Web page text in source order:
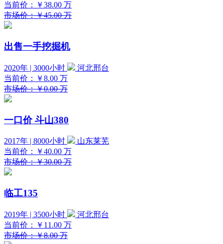
当前价：
￥38.00 万
市场价：￥45.00 万
出售一手挖掘机
2020年 | 3000小时
河北邢台
当前价：
￥8.00 万
市场价：￥0.00 万
一口价 斗山380
2017年 | 8000小时
山东莱芜
当前价：
￥40.00 万
市场价：￥30.00 万
临工135
2019年 | 3500小时
河北邢台
当前价：
￥11.00 万
市场价：￥8.00 万